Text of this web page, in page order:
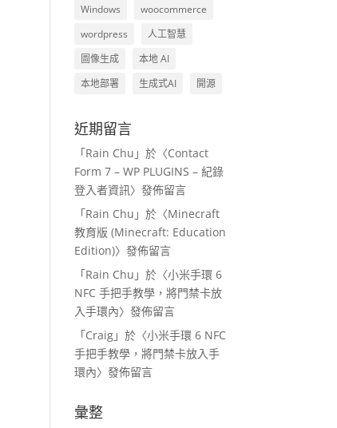
Windows
woocommerce
wordpress
人工智慧
圖像生成
本地 AI
本地部署
生成式AI 開源
近期留言
「Rain Chu 」於〈Contact
Form 7 – WP PLUGINS – 紀錄
登入者資訊〉發佈留言
「Rain Chu 」於〈Minecraft
教育版 (Minecraft: Education
Edition)〉發佈留言
「Rain Chu 」於〈小米手環 6
NFC 手把手教學，將門禁卡放
入手環內〉發佈留言
「Craig 」於〈小米手環 6 NFC
手把手教學，將門禁卡放入手
環內〉發佈留言
彙整